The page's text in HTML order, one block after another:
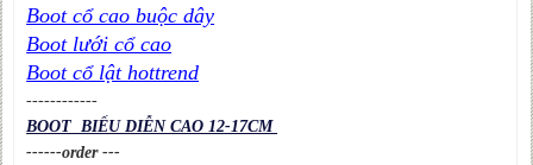
Boot cổ cao buộc dây
Boot lưới cổ cao
Boot cổ lật hottrend
------------
BOOT BIỂU DIỄN CAO 12-17CM
------order ---